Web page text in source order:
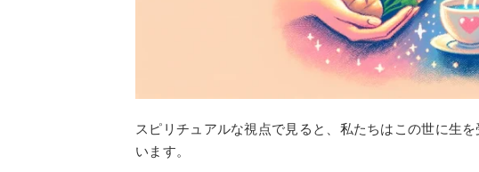
スピリチュアルな視点で見ると、私たちはこの世に生
います。